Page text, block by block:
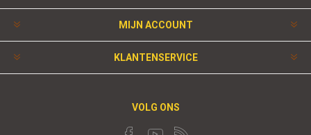
MIJN ACCOUNT
KLANTENSERVICE
VOLG ONS